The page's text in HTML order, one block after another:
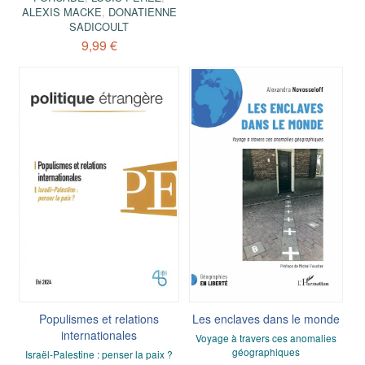
ALEXIS MACKE, DONATIENNE
SADICOULT
9,99 €
Populismes et relations
internationales
Israël-Palestine : penser la paix ?
Les enclaves dans le monde
Voyage à travers ces anomalies
géographiques